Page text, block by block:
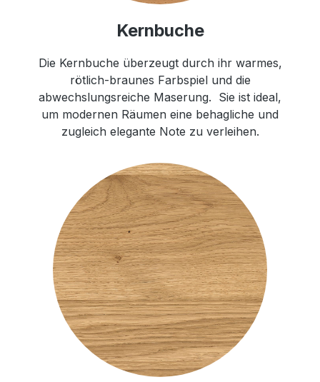
Kernbuche
Die Kernbuche überzeugt durch ihr warmes,
rötlich-braunes Farbspiel und die
abwechslungsreiche Maserung. Sie ist ideal,
um modernen Räumen eine behagliche und
zugleich elegante Note zu verleihen.